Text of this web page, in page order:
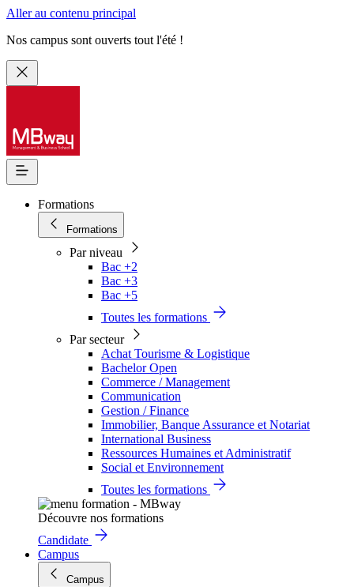
Aller au contenu principal
Nos campus sont ouverts tout l'été !
Formations
Formations
Par niveau
Bac +2
Bac +3
Bac +5
Toutes les formations
Par secteur
Achat Tourisme & Logistique
Bachelor Open
Commerce / Management
Communication
Gestion / Finance
Immobilier, Banque Assurance et Notariat
International Business
Ressources Humaines et Administratif
Social et Environnement
Toutes les formations
Découvre nos formations
Candidate
Campus
Campus